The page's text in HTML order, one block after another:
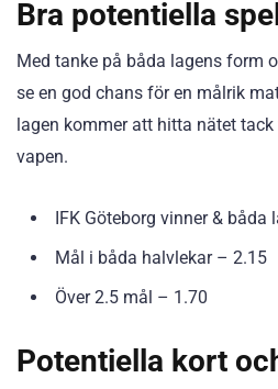
Bra potentiella
Med tanke på båda lagens form
se en god chans för en målrik
lagen kommer att hitta nätet
vapen.
IFK Göteborg vinner & båda
Mål i båda halvlekar – 2.15
Över 2.5 mål – 1.70
Potentiella kort